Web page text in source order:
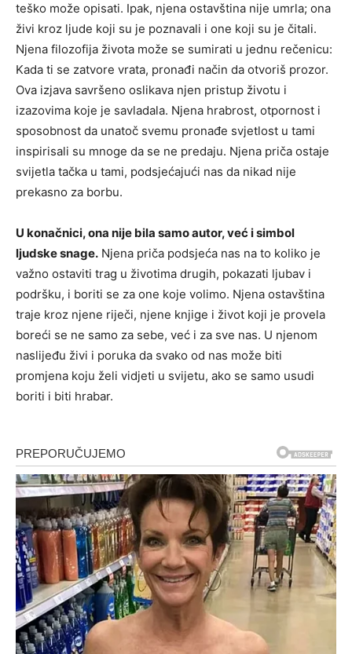
teško može opisati. Ipak, njena ostavština nije umrla; ona
živi kroz ljude koji su je poznavali i one koji su je čitali.
Njena filozofija života može se sumirati u jednu rečenicu:
Kada ti se zatvore vrata, pronađi način da otvoriš prozor.
Ova izjava savršeno oslikava njen pristup životu i
izazovima koje je savladala. Njena hrabrost, otpornost i
sposobnost da unatoč svemu pronađe svjetlost u tami
inspirisali su mnoge da se ne predaju. Njena priča ostaje
svijetla tačka u tami, podsjećajući nas da nikad nije
prekasno za borbu.
U konačnici, ona nije bila samo autor, već i simbol
ljudske snage. Njena priča podsjeća nas na to koliko je
važno ostaviti trag u životima drugih, pokazati ljubav i
podršku, i boriti se za one koje volimo. Njena ostavština
traje kroz njene riječi, njene knjige i život koji je provela
boreći se ne samo za sebe, već i za sve nas. U njenom
naslijeđu živi i poruka da svako od nas može biti
promjena koju želi vidjeti u svijetu, ako se samo usudi
boriti i biti hrabar.